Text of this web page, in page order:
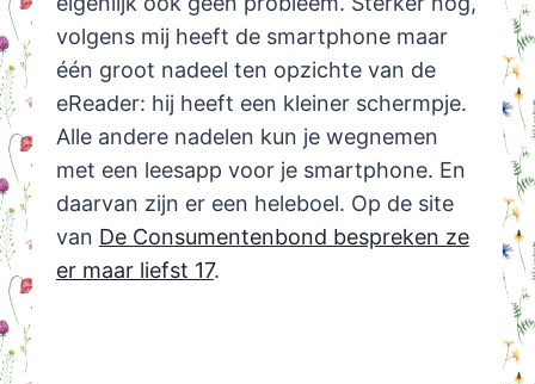
volgens mij heeft de smartphone maar
één groot nadeel ten opzichte van de
eReader: hij heeft een kleiner schermpje.
Alle andere nadelen kun je wegnemen
met een leesapp voor je smartphone. En
daarvan zijn er een heleboel. Op de site
van De Consumentenbond bespreken ze
er maar liefst 17.